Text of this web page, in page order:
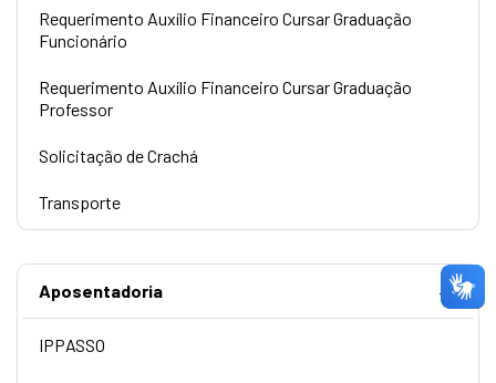
Requerimento Auxílio Financeiro Cursar Graduação
Funcionário
Requerimento Auxílio Financeiro Cursar Graduação
Professor
Solicitação de Crachá
Transporte
Aposentadoria
IPPASSO